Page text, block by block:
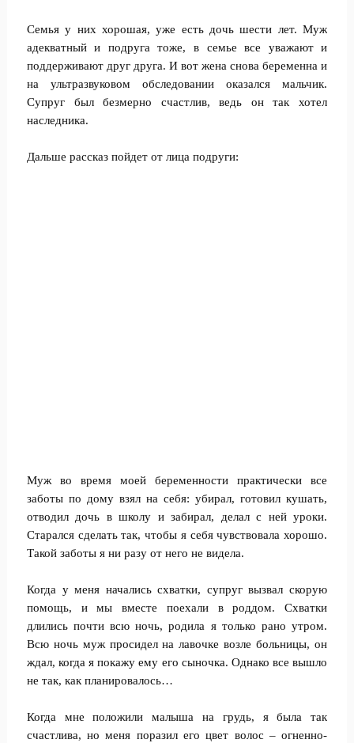
Семья у них хорошая, уже есть дочь шести лет. Муж
адекватный и подруга тоже, в семье все уважают и
поддерживают друг друга. И вот жена снова беременна и
на ультразвуковом обследовании оказался мальчик.
Супруг был безмерно счастлив, ведь он так хотел
наследника.
Дальше рассказ пойдет от лица подруги:
Муж во время моей беременности практически все
заботы по дому взял на себя: убирал, готовил кушать,
отводил дочь в школу и забирал, делал с ней уроки.
Старался сделать так, чтобы я себя чувствовала хорошо.
Такой заботы я ни разу от него не видела.
Когда у меня начались схватки, супруг вызвал скорую
помощь, и мы вместе поехали в роддом. Схватки
длились почти всю ночь, родила я только рано утром.
Всю ночь муж просидел на лавочке возле больницы, он
ждал, когда я покажу ему его сыночка. Однако все вышло
не так, как планировалось…
Когда мне положили малыша на грудь, я была так
счастлива, но меня поразил его цвет волос – огненно-